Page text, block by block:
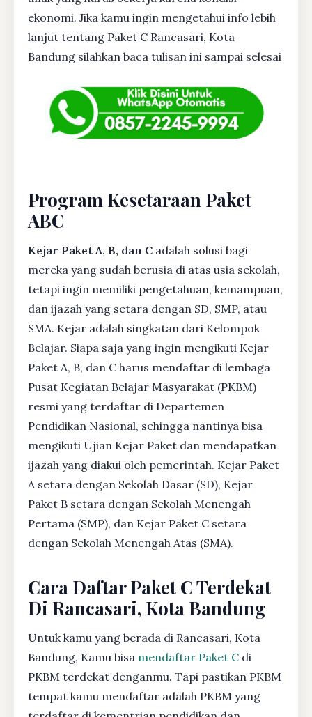
ekonomi. Jika kamu ingin mengetahui info lebih
lanjut tentang Paket C Rancasari, Kota
Bandung silahkan baca tulisan ini sampai selesai
Program Kesetaraan Paket
ABC
Kejar Paket A, B, dan C adalah solusi bagi
mereka yang sudah berusia di atas usia sekolah,
tetapi ingin memiliki pengetahuan, kemampuan,
dan ijazah yang setara dengan SD, SMP, atau
SMA. Kejar adalah singkatan dari Kelompok
Belajar. Siapa saja yang ingin mengikuti Kejar
Paket A, B, dan C harus mendaftar di lembaga
Pusat Kegiatan Belajar Masyarakat (PKBM)
resmi yang terdaftar di Departemen
Pendidikan Nasional, sehingga nantinya bisa
mengikuti Ujian Kejar Paket dan mendapatkan
ijazah yang diakui oleh pemerintah. Kejar Paket
A setara dengan Sekolah Dasar (SD), Kejar
Paket B setara dengan Sekolah Menengah
Pertama (SMP), dan Kejar Paket C setara
dengan Sekolah Menengah Atas (SMA).
Cara Daftar Paket C Terdekat
Di Rancasari, Kota Bandung
Untuk kamu yang berada di Rancasari, Kota
Bandung, Kamu bisa mendaftar Paket C di
PKBM terdekat denganmu. Tapi pastikan PKBM
tempat kamu mendaftar adalah PKBM yang